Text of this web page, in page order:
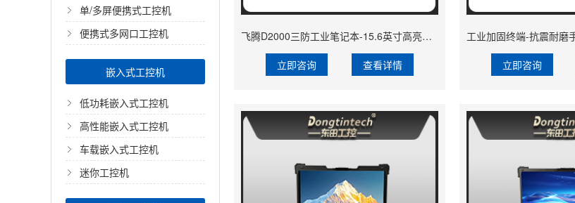
单/多屏便携式工控机
便携式多网口工控机
嵌入式工控机
低功耗嵌入式工控机
高性能嵌入式工控机
车载嵌入式工控机
迷你工控机
飞腾D2000三防工业笔记本-15.6英寸高亮屏|DTN-S15D8A
立即咨询 查看详情 立即咨询